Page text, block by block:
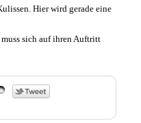
. Hier wird gerade eine
sich auf ihren Auftritt